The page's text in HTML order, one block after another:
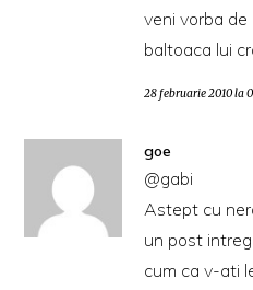
veni vorba de
baltoaca lui
28 februarie 2010 la
goe
@gabi
Astept cu
un post
cum ca v-ati